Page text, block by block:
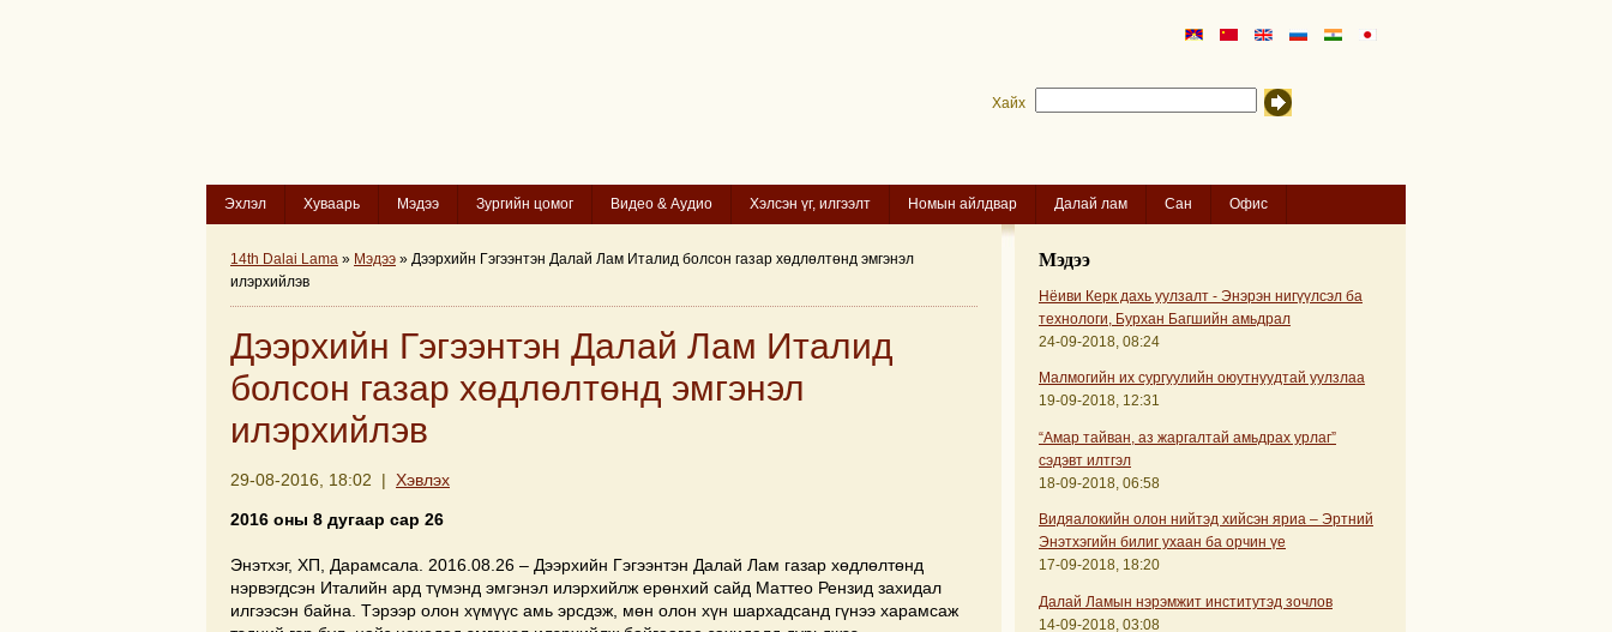
Хайх
Эхлэл Хуваарь Мэдээ Зургийн цомог Видео & Аудио Хэлсэн үг, илгээлт Номын айлдвар Далай лам Сан Офис
14th Dalai Lama » Мэдээ » Дээрхийн Гэгээнтэн Далай Лам Италид болсон газар хөдлөлтөнд эмгэнэл
илэрхийлэв
Дээрхийн Гэгээнтэн Далай Лам Италид
болсон газар хөдлөлтөнд эмгэнэл
илэрхийлэв
29-08-2016, 18:02 | Хэвлэх
2016 оны 8 дугаар сар 26
Энэтхэг, ХП, Дарамсала. 2016.08.26 – Дээрхийн Гэгээнтэн Далай Лам газар хөдлөлтөнд
нэрвэгдсэн Италийн ард түмэнд эмгэнэл илэрхийлж ерөнхий сайд Маттео Рензид захидал
илгээсэн байна. Тэрээр олон хүмүүс амь эрсдэж, мөн олон хүн шархадсанд гүнээ харамсаж
Мэдээ
Нёиви Керк дахь уулзалт - Энэрэн нигүүлсэл ба
технологи, Бурхан Багшийн амьдрал
24-09-2018, 08:24
Малмогийн их сургуулийн оюутнуудтай уулзлаа
19-09-2018, 12:31
“Амар тайван, аз жаргалтай амьдрах урлаг”
сэдэвт илтгэл
18-09-2018, 06:58
Видяалокийн олон нийтэд хийсэн яриа – Эртний
Энэтхэгийн билиг ухаан ба орчин үе
17-09-2018, 18:20
Далай Ламын нэрэмжит институтэд зочлов
14-09-2018, 03:08